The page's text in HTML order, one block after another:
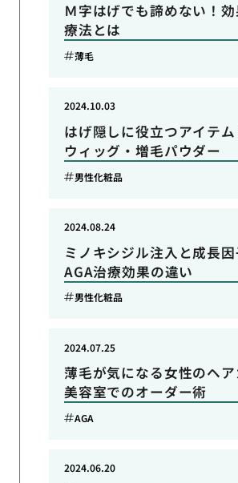
Ｍ字はげでも諦めない！
療法とは
薄毛
はげ隠しに役立つアイテム
ウィッグ・増毛パウダー
2024.10.03
男性化粧品
ミノキシジル注入と成長因
AGA治療効果の違い
2024.08.24
男性化粧品
薄毛が気になる女性のヘア
美容室でのオーダー術
2024.07.25
AGA
2024.06.20